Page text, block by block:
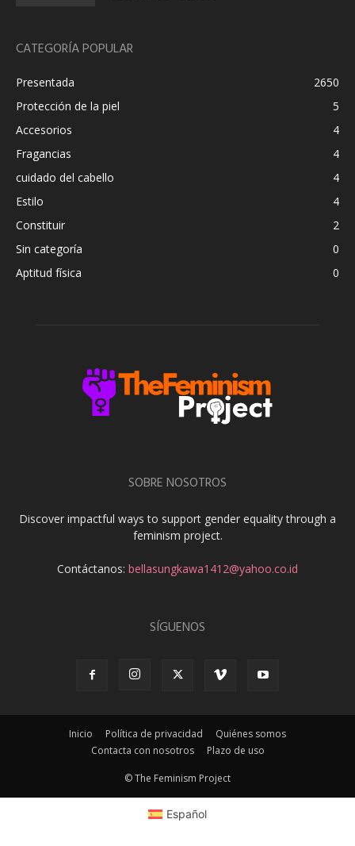
CATEGORÍA POPULAR
Presentada
2650
Protección de la piel
5
Accesorios
4
Fragancias
4
cuidado del cabello
4
Estilo
4
Constituir
2
Sin categoría
0
Aptitud física
0
SOBRE NOSOTROS
Discover impactful ways to support gender equality through a
feminism project.
Contáctanos: bellasungkawa1412@yahoo.co.id
SÍGUENOS
Inicio Política de privacidad
Quiénes somos
Contacta con nosotros
Plazo de uso
© The Feminism Project
Español